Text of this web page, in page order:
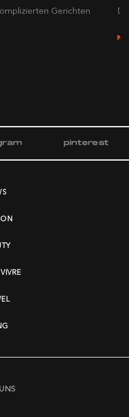
Gerichten
pinterest